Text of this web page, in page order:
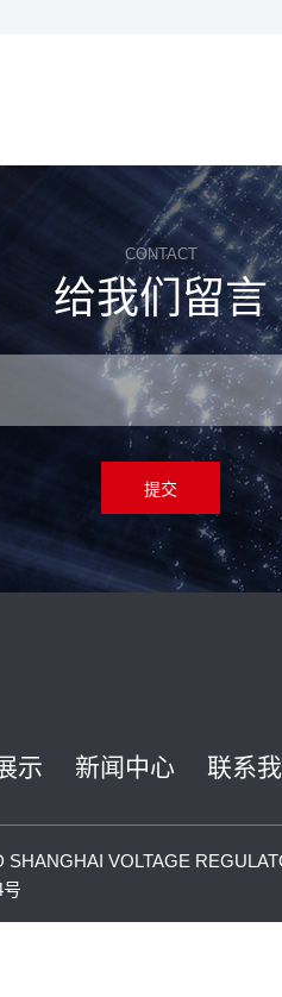
CONTACT
给我们留言
提交
示 新闻中心 联系
VOLTAGE